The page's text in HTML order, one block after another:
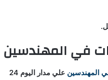
في المهندسين
المهندسين
علي مدار اليوم 24